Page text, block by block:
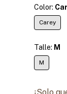
Color:
Carey
Talle: M
M